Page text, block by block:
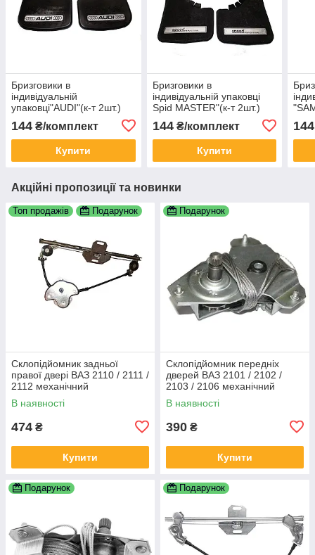
Бризговики в
індивідуальній
упаковці"AUDI"(к-т 2шт.)
144 ₴/комплект
Купити
Бризговики в
індивідуальній упаковці
Spid MASTER"(к-т 2шт.)
144₴/комплект
Купити
144
Акційні пропозиції та новинки
Топ продажів Подарунок
Склопідйомник задньої
правої двері ВАЗ 2110 / 2111 /
2112 механічний
В наявності
474 ₴
Купити
Подарунок
Склопідйомник передніх
дверей ВАЗ 2101 / 2102 /
2103 / 2106 механічний
В наявності
390 ₴
Купити
Подарунок Подарунок